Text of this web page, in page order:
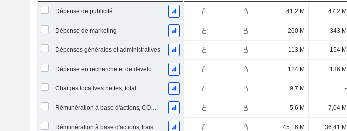
Dépense de publicité 41,2 M 47,2 M
Dépense de marketing 260 M 343 M
Dépenses générales et administratives 113 M 154 M
Dépense en recherche et de développement 124 M 136 M
Charges locatives nettes, total 9,7 M -
Rémunération à base d'actions, COGS (Total) 5,6 M 7,04 M
Rémunération à base d'actions, frais de R&D (total) 45,16 M 36,41 M